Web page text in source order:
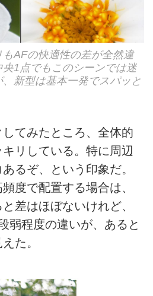
AFの快適性の差が全然違
1点でもこのシーンでは迷
新型は基本一発でスパッと
てみたところ、全体的
リしている。特に周辺
るぞ、という印象だ。
度で配置する場合は、
差はほぼないけれど、
弱程度の違いが、あると
た。